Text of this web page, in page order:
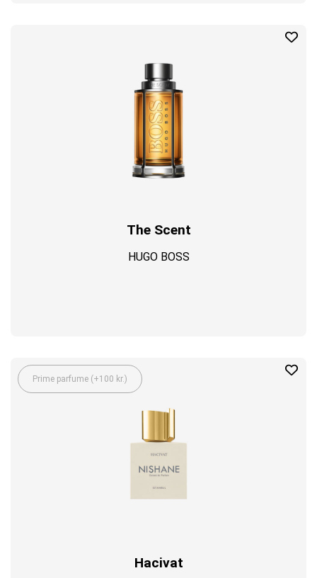
The Scent
HUGO BOSS
Prime parfume (+100 kr.)
Hacivat